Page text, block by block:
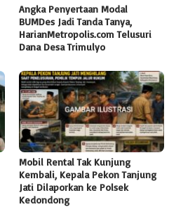
Angka Penyertaan Modal
BUMDes Jadi Tanda Tanya,
HarianMetropolis.com Telusuri
Dana Desa Trimulyo
Mobil Rental Tak Kunjung
Kembali, Kepala Pekon Tanjung
Jati Dilaporkan ke Polsek
Kedondong